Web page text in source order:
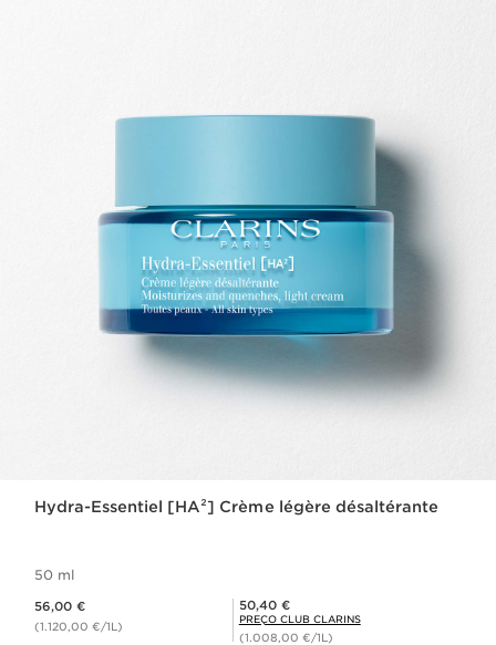
Hydra-Essentiel [HA²] Crème légère désaltérante
50 ml
56,00 €
(1.120,00 €/1L)
Preço Club Clarins 50,40 €
50,40 €
PREÇO CLUB CLARINS
(1.008,00 €/1L)